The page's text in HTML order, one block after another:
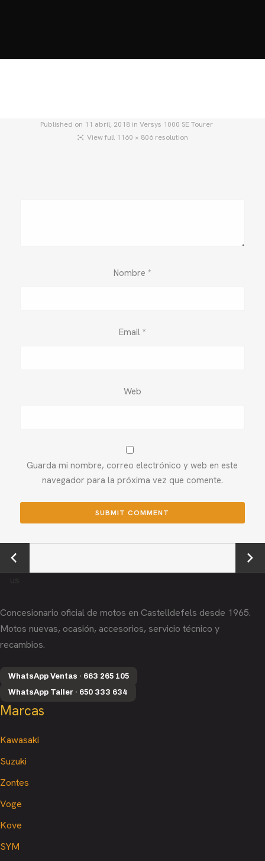
Published on 11 abril, 2018in Versys 1000 SE Tourer
View full 1160 × 806 resolution
Nombre *
Email *
Web
Guarda mi nombre, correo electrónico y web en este
navegador para la próxima vez que comente.
←
Previo
Next
→
Concesionario oficial de motos en Castelldefels desde 1965.
Motos nuevas, ocasión, accesorios, servicio técnico y
recambios.
WhatsApp Ventas · 663 265 105
WhatsApp Taller · 650 333 634
Marcas
Kawasaki
Suzuki
Zontes
Voge
Kove
SYM